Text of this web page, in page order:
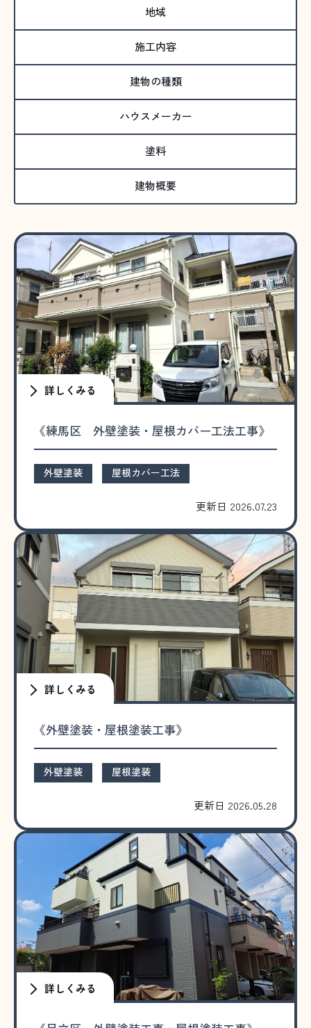
地域
施工内容
建物の種類
ハウスメーカー
塗料
建物概要
《練馬区 外壁塗装・屋根カバー工法工事》
外壁塗装 屋根カバー工法
更新日 2026.07.23
詳しくみる
《外壁塗装・屋根塗装工事》
外壁塗装 屋根塗装
更新日 2026.05.28
詳しくみる
詳しくみる